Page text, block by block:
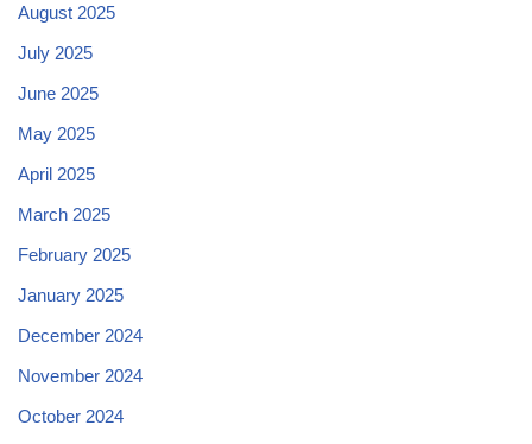
August 2025
July 2025
June 2025
May 2025
April 2025
March 2025
February 2025
January 2025
December 2024
November 2024
October 2024